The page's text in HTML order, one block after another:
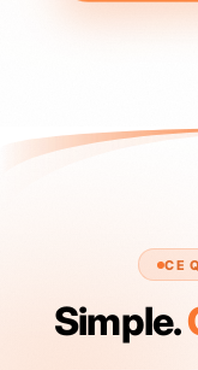
CE
Simple.